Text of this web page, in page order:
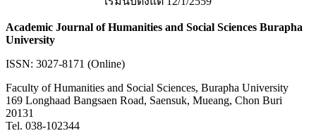
Academic Journal of Humanities and Social Sciences Burapha
University
ISSN: 3027-8171 (Online)
Faculty of Humanities and Social Sciences, Burapha University
169 Longhaad Bangsaen Road, Saensuk, Mueang, Chon Buri
20131
Tel. 038-102344